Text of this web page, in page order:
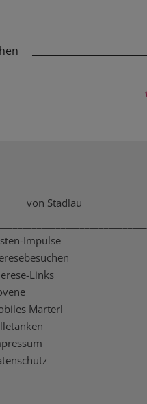
von Stadlau
Impulse
Links
Marterl